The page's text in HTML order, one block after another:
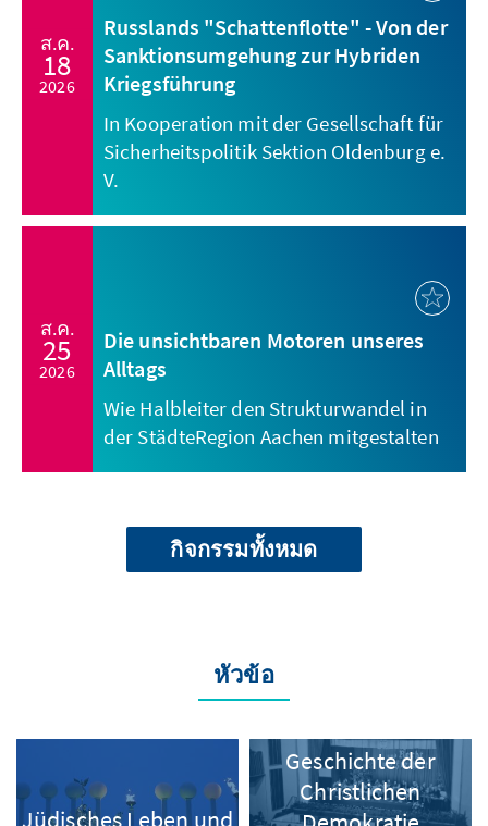
ส.ค.
18
2026
Russlands "Schattenflotte" - Von der
Sanktionsumgehung zur Hybriden
Kriegsführung
In Kooperation mit der Gesellschaft für
Sicherheitspolitik Sektion Oldenburg e.
V.
ส.ค.
25
2026
Die unsichtbaren Motoren unseres
Alltags
Wie Halbleiter den Strukturwandel in
der StädteRegion Aachen mitgestalten
กิจกรรมทั้งหมด
หัวข้อ
Jüdisches Leben und
Geschichte der
Christlichen